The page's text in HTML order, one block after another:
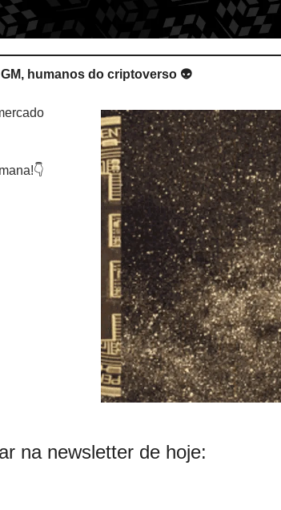
GM, humanos do criptoverso 👽
na newsletter de hoje: